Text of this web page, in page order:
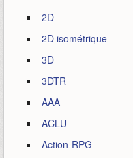
2D
2D isométrique
3D
3DTR
AAA
ACLU
Action-RPG